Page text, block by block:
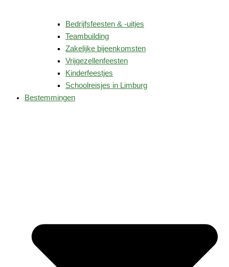
Bedrijfsfeesten & -uitjes
Teambuilding
Zakelijke bijeenkomsten
Vrijgezellenfeesten
Kinderfeestjes
Schoolreisjes in Limburg
Bestemmingen